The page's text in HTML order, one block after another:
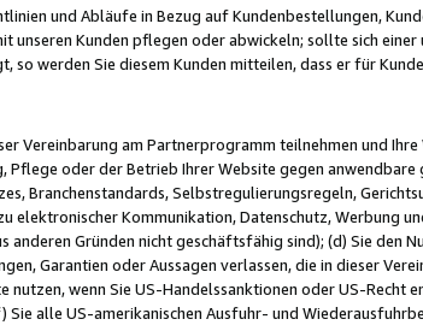
und Abläufe in Bezug auf Kundenbestellungen,
Kunden pflegen oder abwickeln; sollte sich
werden Sie diesem Kunden mitteilen, dass er für
Vereinbarung am Partnerprogramm teilnehmen und
oder der Betrieb Ihrer Website gegen
Branchenstandards, Selbstregulierungsregeln,
elektronischer Kommunikation, Datenschutz, Werbung
Gründen nicht geschäftsfähig sind); (d) Sie den
Garantien oder Aussagen verlassen, die in dieser
wenn Sie US-Handelssanktionen oder US-Recht
alle US-amerikanischen Ausfuhr- und